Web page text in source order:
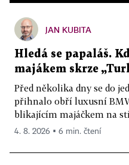
JAN KUBITA
Hledá se papaláš.
majákem skrze
Před několika dny se do
přihnalo obří luxusní
blikajícím majáčkem na
4. 8. 2026 ▪ 6 min. čtení